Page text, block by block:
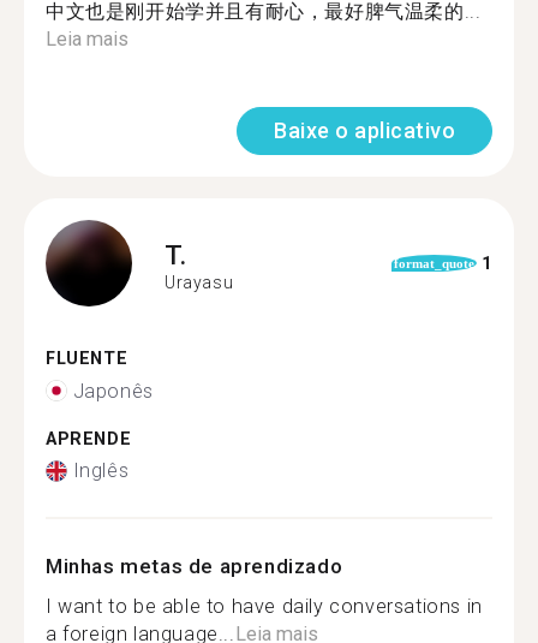
中文也是刚开始学并且有耐心，最好脾气温柔的...
Leia mais
Baixe o aplicativo
T.
Urayasu
format_quote 1
FLUENTE
Japonês
APRENDE
Inglês
Minhas metas de aprendizado
I want to be able to have daily conversations in
a foreign language...Leia mais